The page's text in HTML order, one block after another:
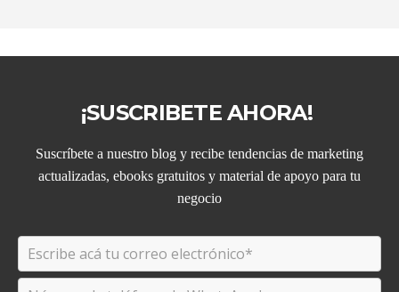
¡SUSCRIBETE AHORA!
Suscríbete a nuestro blog y recibe tendencias de marketing
actualizadas, ebooks gratuitos y material de apoyo para tu
negocio